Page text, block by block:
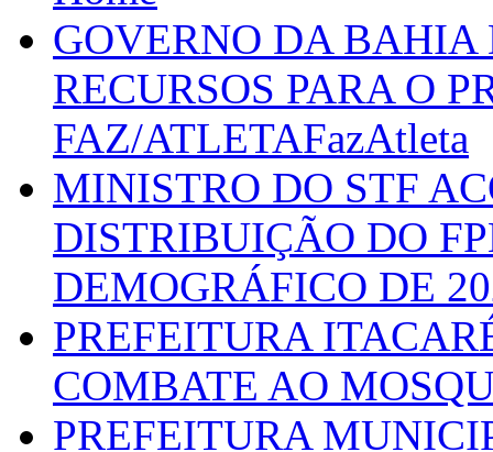
GOVERNO DA
RECURSOS PARA O
FAZ/ATLETAFazAtleta
MINISTRO DO STF
DISTRIBUIÇÃO DO
DEMOGRÁFICO DE
PREFEITURA
COMBATE AO
PREFEITURA